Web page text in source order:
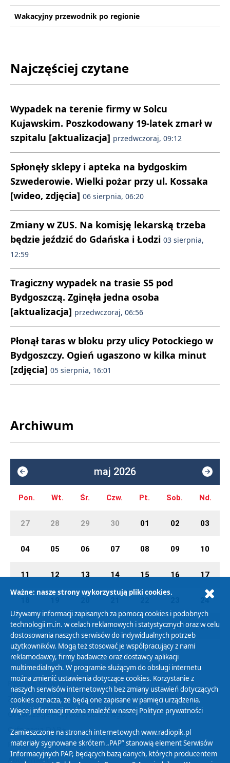
Wakacyjny przewodnik po regionie
Najczęściej czytane
Wypadek na terenie firmy w Solcu
Kujawskim. Poszkodowany 19-latek zmarł w
szpitalu [aktualizacja] przedwczoraj, 09:12
Spłonęły sklepy i apteka na bydgoskim
Szwederowie. Wielki pożar przy ul. Kossaka
[wideo, zdjęcia] 06 sierpnia, 06:20
Zmiany w ZUS. Na komisję lekarską trzeba
będzie jeździć do Gdańska i Łodzi 03 sierpnia,
12:59
Tragiczny wypadek na trasie S5 pod
Bydgoszczą. Zginęła jedna osoba
[aktualizacja] przedwczoraj, 06:56
Płonął taras w bloku przy ulicy Potockiego w
Bydgoszczy. Ogień ugaszono w kilka minut
[zdjęcia] 05 sierpnia, 16:01
Archiwum
maj 2026
Pon. Wt. Śr. Czw. Pt. Sob. Nd.
27 28 29 30 01 02 03
04 05 06 07 08 09 10
11 12 13 14 15 16 17
24
25 26 27 28 29 30 31
Polityka Prywatności
Zasady korzystania z Serwisu
Organizacje Pożytku Publicznego
Cyfryzacja DAB+
Polityka ochrony danych osobowych
Abonament
Ważne: nasze strony wykorzystują pliki cookies.
Używamy informacji zapisanych za pomocą cookies i podobnych
technologii m.in. w celach reklamowych i statystycznych oraz w celu
dostosowania naszych serwisów do indywidualnych potrzeb
użytkowników. Mogą też stosować je współpracujący z nami
reklamodawcy, firmy badawcze oraz dostawcy aplikacji
multimedialnych. W programie służącym do obsługi internetu
można zmienić ustawienia dotyczące cookies. Korzystanie z
naszych serwisów internetowych bez zmiany ustawień dotyczących
cookies oznacza, że będą one zapisane w pamięci urządzenia.
Więcej informacji można znaleźć w naszej Polityce prywatności
Zamieszczone na stronach internetowych www.radiopik.pl
materiały sygnowane skrótem „PAP” stanowią element Serwisów
Informacyjnych PAP, będących bazą danych, których producentem